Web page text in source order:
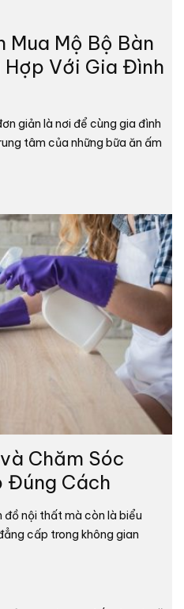
Mua Mộ Bộ Bàn
Hợp Với Gia Đình
giản là nơi để cùng gia đình
tâm của những bữa ăn ấm
Chăm Sóc
Đúng Cách
đồ nội thất mà còn là biểu
cấp trong không gian